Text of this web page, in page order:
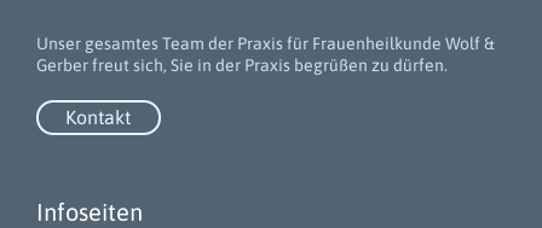
Unser gesamtes Team der Praxis für Frauenheilkunde Wolf &
Gerber freut sich, Sie in der Praxis begrüßen zu dürfen.
Kontakt
Infoseiten